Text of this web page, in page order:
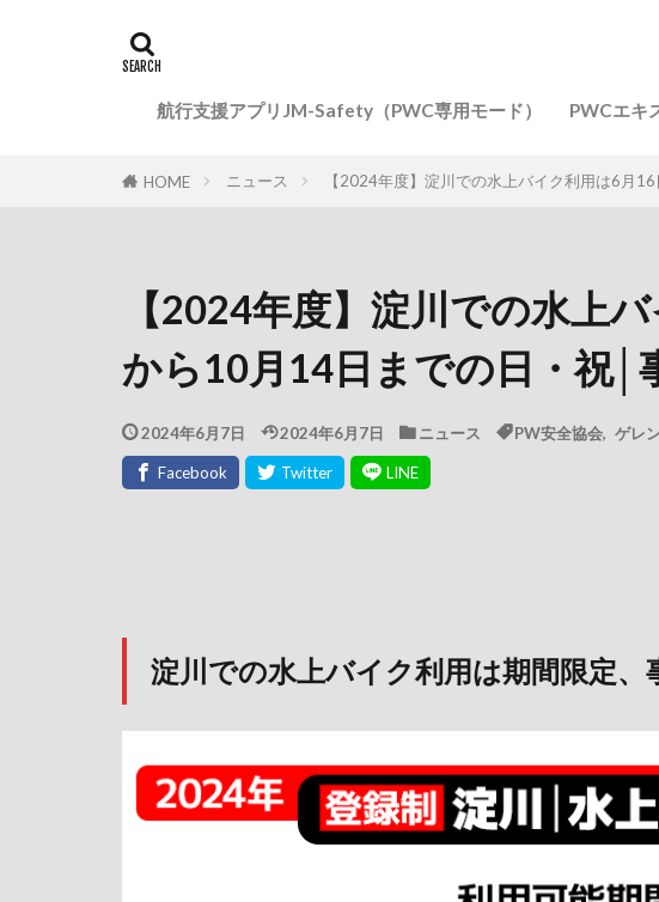
航行支援アプリJM-Safety（PWC専用モード） PWCエキ
HOME ニュース 【2024年度】淀川での水上バイク利用は6月
【2024年度】淀川での水上
から10月14日までの日・祝│
2024年6月7日 2024年6月7日 ニュース PW安全協会 ゲレ
淀川での水上バイク利用は期間限定、